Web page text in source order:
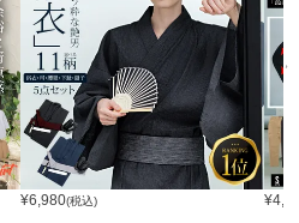
¥6,980(税込) ¥